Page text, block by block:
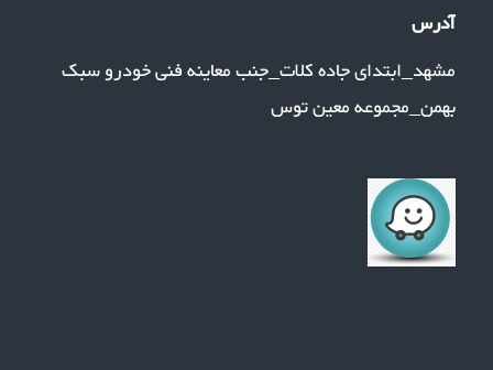
آدرس
مشهد_ابتدای جاده کلات_جنب معاینه فنی خودرو سبک
بهمن_مجموعه معین توس